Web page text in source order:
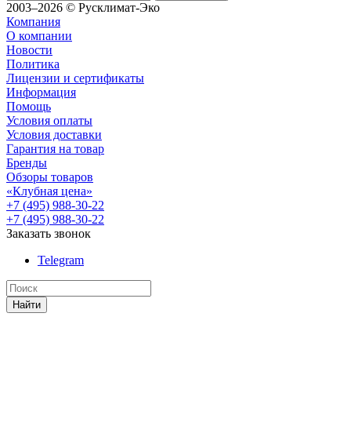
2003–2026 © Русклимат-Эко
Компания
О компании
Новости
Политика
Лицензии и сертификаты
Информация
Помощь
Условия оплаты
Условия доставки
Гарантия на товар
Бренды
Обзоры товаров
«Клубная цена»
+7 (495) 988-30-22
+7 (495) 988-30-22
Заказать звонок
Telegram
Найти